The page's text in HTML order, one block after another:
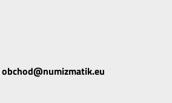
obchod​@numizmatik​.eu